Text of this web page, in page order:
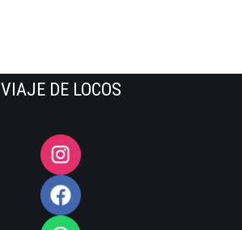
VIAJE DE LOCOS